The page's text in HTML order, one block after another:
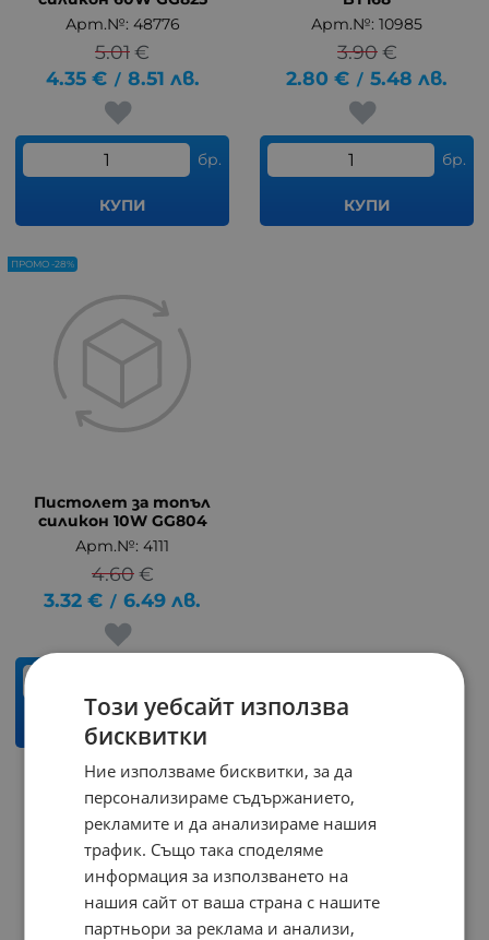
Арт.№: 48776
5.01€
4.35 € / 8.51 лв.
бр.
КУПИ
Арт.№: 10985
3.90 €
2.80 € / 5.48 лв.
бр.
КУПИ
Пистолет за топъл
силикон 10W GG804
Арт.№: 4111
4.60 €
3.32 € / 6.49 лв.
КУПИ
ПРОМО -28%
На страница по:
Този уебсайт използва
бисквитки
Ние използваме бисквитки, за да
персонализираме съдържанието,
рекламите и да анализираме нашия
трафик. Също така споделяме
информация за използването на
нашия сайт от ваша страна с нашите
партньори за реклама и анализи,